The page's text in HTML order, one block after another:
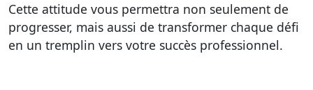
Cette attitude vous permettra non seulement de
progresser, mais aussi de transformer chaque défi
en un tremplin vers votre succès professionnel.